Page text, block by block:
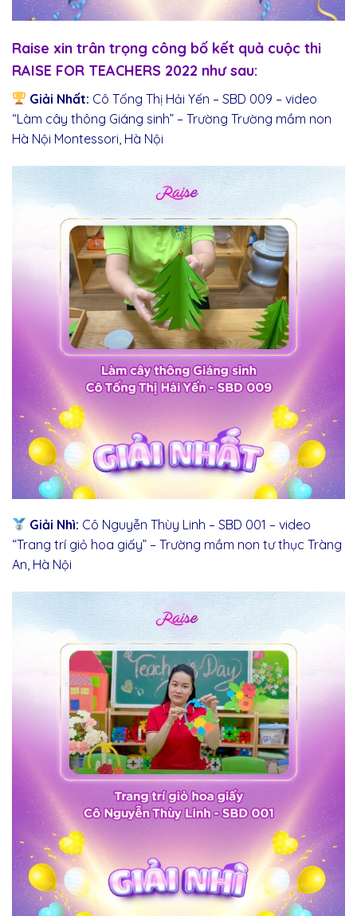
Raise xin trân trọng công bố kết quả cuộc thi
RAISE FOR TEACHERS 2022 như sau:
Giải Nhất: Cô Tống Thị Hải Yến – SBD 009 – video
“Làm cây thông Giáng sinh” – Trường Trường mầm non
Hà Nội Montessori, Hà Nội
Giải Nhì: Cô Nguyễn Thùy Linh – SBD 001 – video
“Trang trí giỏ hoa giấy” – Trường mầm non tư thục Tràng
An, Hà Nội